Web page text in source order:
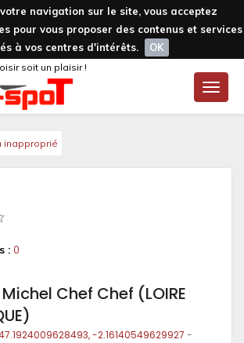
navigation sur le site, vous acceptez
pour vous proposer des contenus et services
à vos centres d'intérêts.
OK
Toggle
soit un plaisir !
inapproprié
: 0
Chef Chef (LOIRE
-2.16140549629927 -